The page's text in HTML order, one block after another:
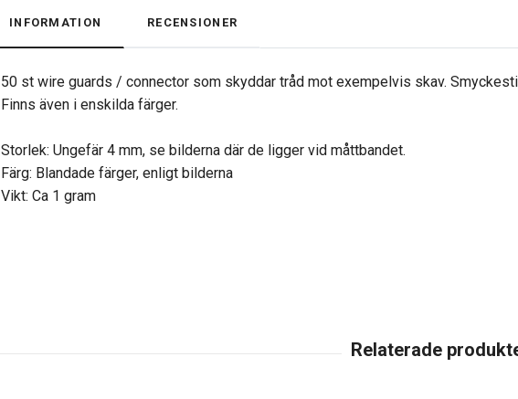
INFORMATION RECENSIONER
50 st wire guards / connector som skyddar tråd mot exempelvis skav.
Finns även i enskilda färger.
Storlek: Ungefär 4 mm, se bilderna där de ligger vid måttbandet.
Färg: Blandade färger, enligt bilderna
Vikt: Ca 1 gram